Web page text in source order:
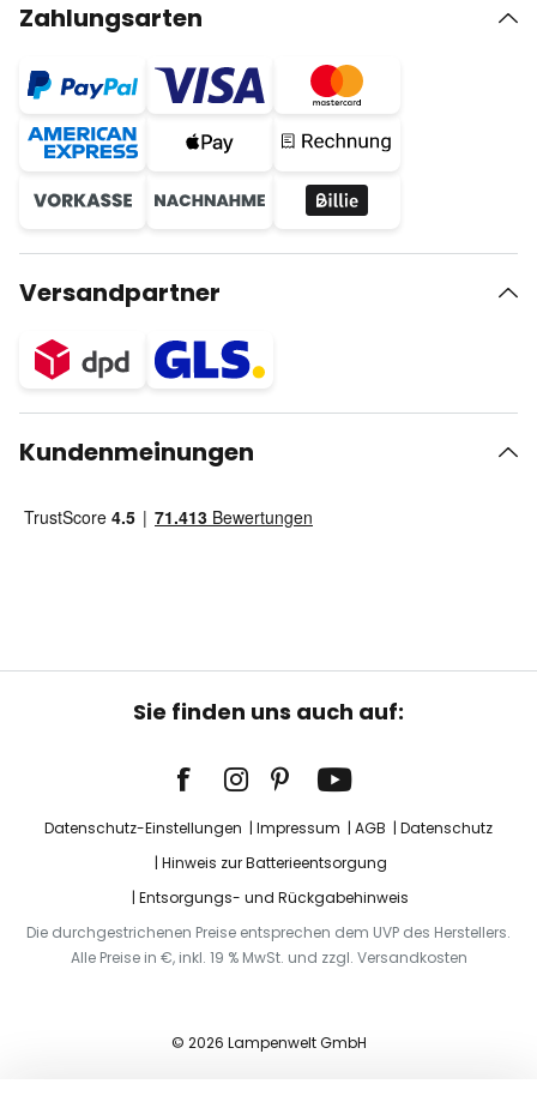
Zahlungsarten
Versandpartner
Kundenmeinungen
Sie finden uns auch auf:
Datenschutz-Einstellungen Impressum AGB
Datenschutz
Hinweis zur Batterieentsorgung
Entsorgungs- und Rückgabehinweis
Die durchgestrichenen Preise entsprechen dem UVP des Herstellers.
Alle Preise in €, inkl. 19 % MwSt. und zzgl. Versandkosten
© 2026 Lampenwelt GmbH